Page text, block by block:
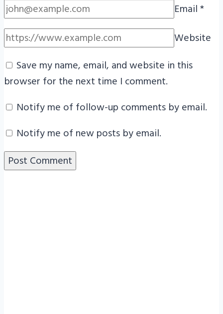
Email*
Website
Save my name, email, and website in this
browser for the next time I comment.
Notify me of follow-up comments by email.
Notify me of new posts by email.